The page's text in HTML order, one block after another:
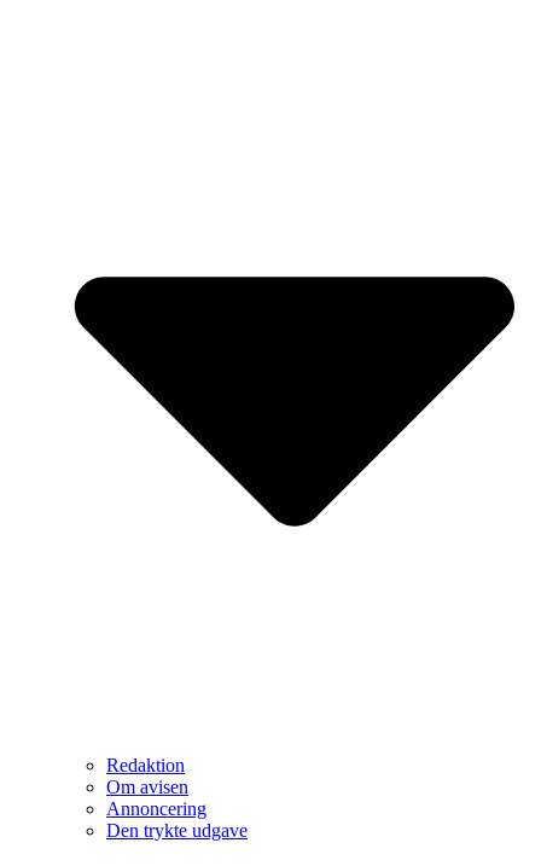
Redaktion
Om avisen
Annoncering
Den trykte udgave